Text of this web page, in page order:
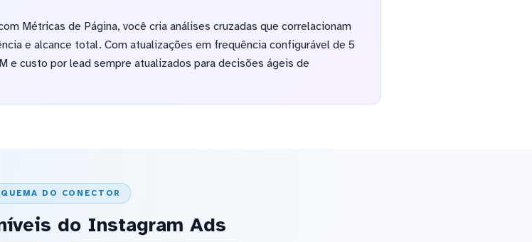
Métricas de Página, você cria análises cruzadas que correlacionam
e alcance total. Com atualizações em frequência configurável de 5
e custo por lead sempre atualizados para decisões ágeis de
DO CONECTOR
do Instagram Ads